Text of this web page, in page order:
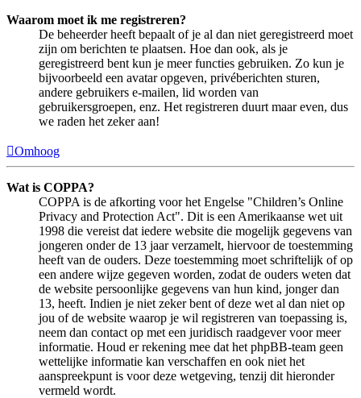
Waarom moet ik me registreren?
De beheerder heeft bepaalt of je al dan niet geregistreerd moet
zijn om berichten te plaatsen. Hoe dan ook, als je
geregistreerd bent kun je meer functies gebruiken. Zo kun je
bijvoorbeeld een avatar opgeven, privéberichten sturen,
andere gebruikers e-mailen, lid worden van
gebruikersgroepen, enz. Het registreren duurt maar even, dus
we raden het zeker aan!
Omhoog
Wat is COPPA?
COPPA is de afkorting voor het Engelse "Children’s Online
Privacy and Protection Act". Dit is een Amerikaanse wet uit
1998 die vereist dat iedere website die mogelijk gegevens van
jongeren onder de 13 jaar verzamelt, hiervoor de toestemming
heeft van de ouders. Deze toestemming moet schriftelijk of op
een andere wijze gegeven worden, zodat de ouders weten dat
de website persoonlijke gegevens van hun kind, jonger dan
13, heeft. Indien je niet zeker bent of deze wet al dan niet op
jou of de website waarop je wil registreren van toepassing is,
neem dan contact op met een juridisch raadgever voor meer
informatie. Houd er rekening mee dat het phpBB-team geen
wettelijke informatie kan verschaffen en ook niet het
aanspreekpunt is voor deze wetgeving, tenzij dit hieronder
vermeld wordt.